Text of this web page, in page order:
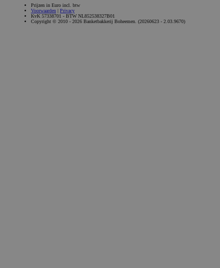
Prijzen in Euro incl. btw
Voorwaarden | Privacy
KvK 57338701 - BTW NL852538327B01
Copyright © 2010 - 2026 Banketbakkerij Boheemen. (20260623 - 2.03.9670)